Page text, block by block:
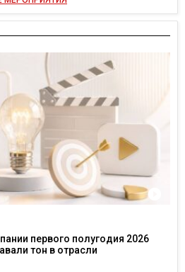
первого полугодия 2026
тон в отрасли